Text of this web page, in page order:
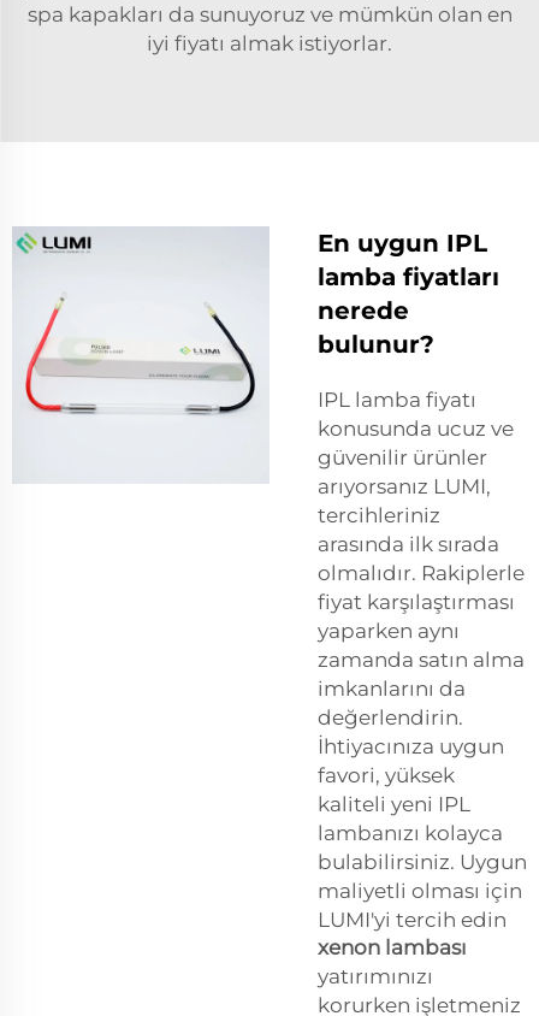
spa kapakları da sunuyoruz ve mümkün olan en
iyi fiyatı almak istiyorlar.
En uygun IPL
lamba fiyatları
nerede
bulunur?
IPL lamba fiyatı
konusunda ucuz ve
güvenilir ürünler
arıyorsanız LUMI,
tercihleriniz
arasında ilk sırada
olmalıdır. Rakiplerle
fiyat karşılaştırması
yaparken aynı
zamanda satın alma
imkanlarını da
değerlendirin.
İhtiyacınıza uygun
favori, yüksek
kaliteli yeni IPL
lambanızı kolayca
bulabilirsiniz. Uygun
maliyetli olması için
LUMI'yi tercih edin
xenon lambası
yatırımınızı
korurken işletmeniz